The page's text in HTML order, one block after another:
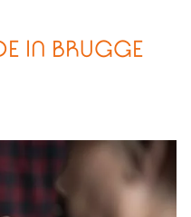
IN BRUGGE